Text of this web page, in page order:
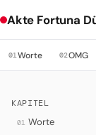
Akte Fortuna
01Worte 02OMG
KAPITEL
01 Worte